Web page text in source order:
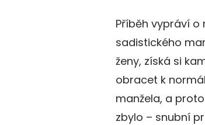
Příběh vypráví o
sadistického
ženy, získá si
obracet k
manžela, a
zbylo – snubní